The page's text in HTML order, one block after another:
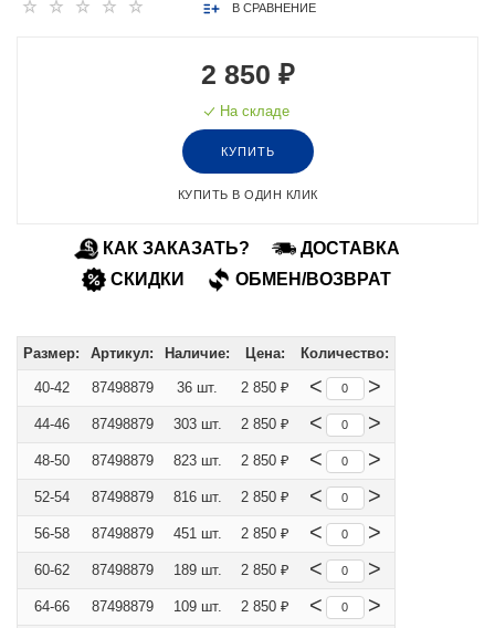
В СРАВНЕНИЕ
2 850 ₽
На складе
КУПИТЬ
КУПИТЬ В ОДИН КЛИК
КАК ЗАКАЗАТЬ?
ДОСТАВКА
СКИДКИ
ОБМЕН/ВОЗВРАТ
Размер: Артикул: Наличие: Цена: Количество:
40-42 87498879 36 шт. 2 850 ₽ < >
44-46 87498879 303 шт. 2 850 ₽ < >
48-50 87498879 823 шт. 2 850 ₽ < >
52-54 87498879 816 шт. 2 850 ₽ < >
56-58 87498879 451 шт. 2 850 ₽ < >
60-62 87498879 189 шт. 2 850 ₽ < >
64-66 87498879 109 шт. 2 850 ₽ < >